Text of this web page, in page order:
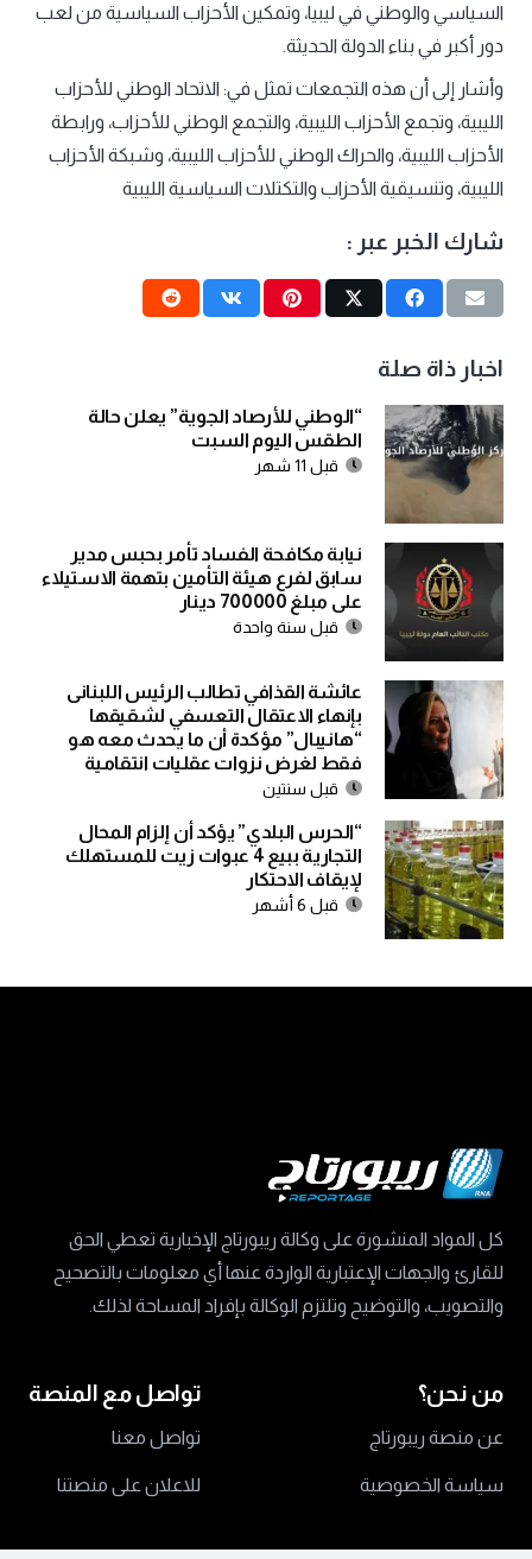
السياسي والوطني في ليبيا، وتمكين الأحزاب السياسية من لعب
دور أكبر في بناء الدولة الحديثة.
وأشار إلى أن هذه التجمعات تمثل في: الاتحاد الوطني للأحزاب
الليبية، وتجمع الأحزاب الليبية، والتجمع الوطني للأحزاب، ورابطة
الأحزاب الليبية، والحراك الوطني للأحزاب الليبية، وشبكة الأحزاب
الليبية، وتنسيقية الأحزاب والتكتلات السياسية الليبية
شارك الخبر عبر :
اخبار ذاة صلة
“الوطني للأرصاد الجوية” يعلن حالة
الطقس اليوم السبت
قبل 11 شهر
نيابة مكافحة الفساد تأمر بحبس مدير
سابق لفرع هيئة التأمين بتهمة الاستيلاء
على مبلغ 700000 دينار
قبل سنة واحدة
عائشة القذافي تطالب الرئيس اللبنانى
بإنهاء الاعتقال التعسفي لشقيقها
“هانيبال” مؤكدة أن ما يحدث معه هو
فقط لغرض نزوات عقليات انتقامية
قبل سنتين
“الحرس البلدي” يؤكد أن إلزام المحال
التجارية ببيع 4 عبوات زيت للمستهلك
لإيقاف الاحتكار
قبل 6 أشهر
كل المواد المنشورة على وكالة ريبورتاج الإخبارية تعطي الحق
للقارئ والجهات الإعتبارية الواردة عنها أي معلومات بالتصحيح
والتصويب، والتوضيح وتلتزم الوكالة بإفراد المساحة لذلك.
من نحن؟
عن منصة ريبورتاج
سياسة الخصوصية
تواصل مع المنصة
تواصل معنا
للاعلان على منصتنا